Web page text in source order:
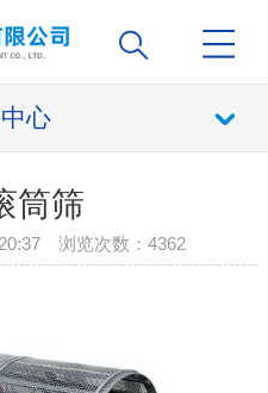
心
筒筛
浏览次数：4362